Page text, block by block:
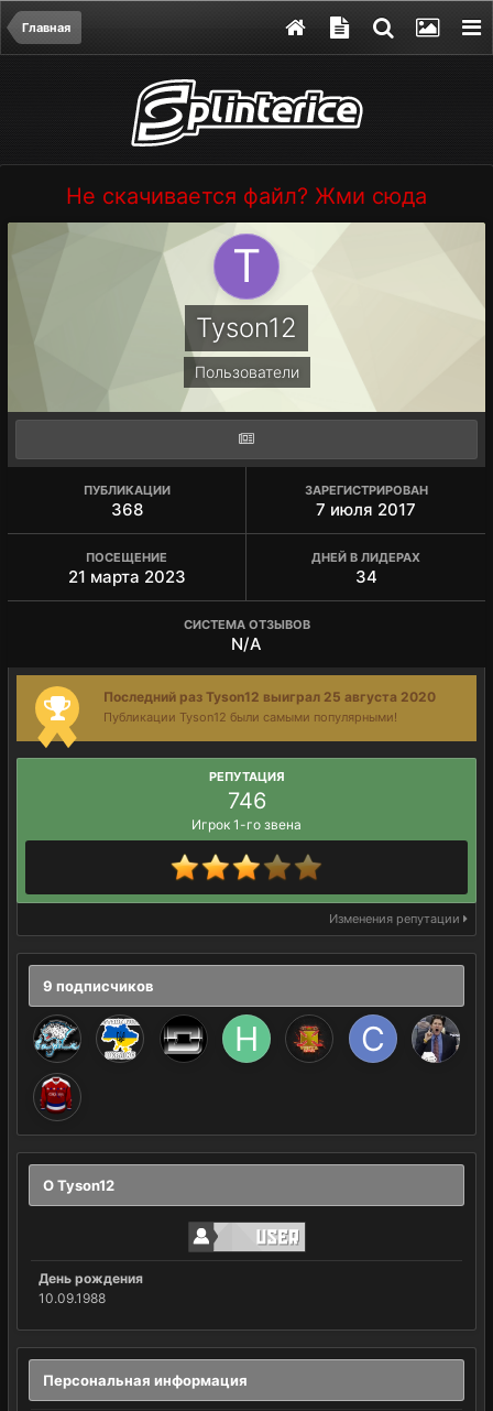
Главная
Не скачивается файл? Жми сюда
Tyson12
Пользователи
ПУБЛИКАЦИИ
368
ЗАРЕГИСТРИРОВАН
7 июля 2017
ПОСЕЩЕНИЕ
21 марта 2023
ДНЕЙ В ЛИДЕРАХ
34
СИСТЕМА ОТЗЫВОВ
N/A
Последний раз Tyson12 выиграл 25 августа 2020
Публикации Tyson12 были самыми популярными!
РЕПУТАЦИЯ
746
Игрок 1-го звена
Изменения репутации
9 подписчиков
О Tyson12
День рождения
10.09.1988
Персональная информация